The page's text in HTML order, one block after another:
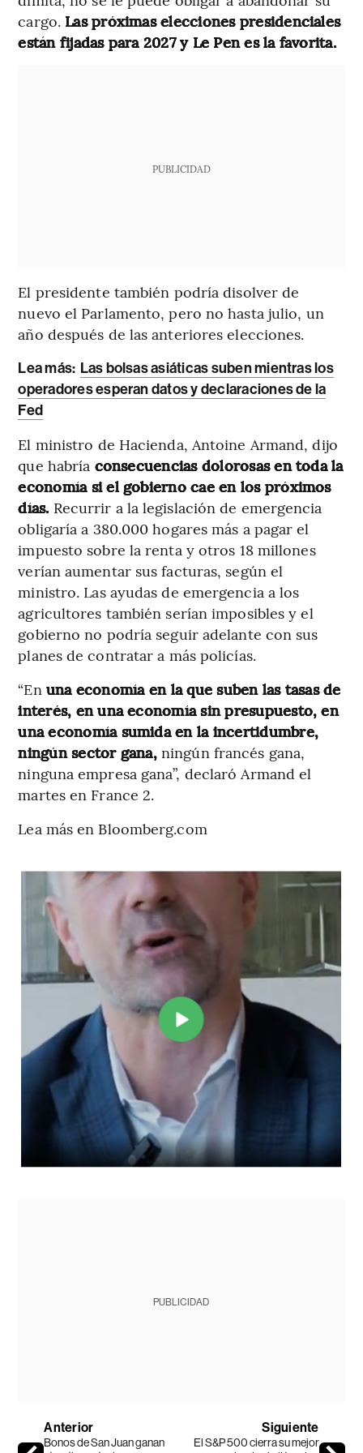
cargo. Las próximas elecciones presidenciales
están fijadas para 2027 y Le Pen es la favorita.
PUBLICIDAD
El presidente también podría disolver de
nuevo el Parlamento, pero no hasta julio, un
año después de las anteriores elecciones.
Lea más: Las bolsas asiáticas suben mientras los
operadores esperan datos y declaraciones de la
Fed
El ministro de Hacienda, Antoine Armand, dijo
que habría consecuencias dolorosas en toda la
economía si el gobierno cae en los próximos
días. Recurrir a la legislación de emergencia
obligaría a 380.000 hogares más a pagar el
impuesto sobre la renta y otros 18 millones
verían aumentar sus facturas, según el
ministro. Las ayudas de emergencia a los
agricultores también serían imposibles y el
gobierno no podría seguir adelante con sus
planes de contratar a más policías.
“En una economía en la que suben las tasas de
interés, en una economía sin presupuesto, en
una economía sumida en la incertidumbre,
ningún sector gana,ningún francés gana,
ninguna empresa gana”, declaró Armand el
martes en France 2.
Lea más en Bloomberg.com
PUBLICIDAD
Anterior
Bonos de San Juan ganan
Siguiente
El S&P 500 cierra su mejor